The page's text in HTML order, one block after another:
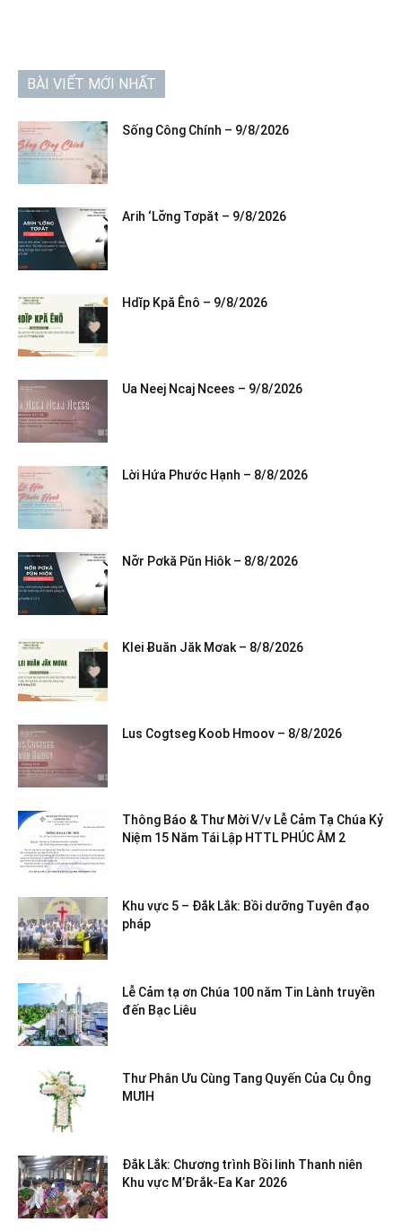
BÀI VIẾT MỚI NHẤT
Sống Công Chính – 9/8/2026
Arih ‘Lơ̆ng Tơpăt – 9/8/2026
Hdĭp Kpă Ênô – 9/8/2026
Ua Neej Ncaj Ncees – 9/8/2026
Lời Hứa Phước Hạnh – 8/8/2026
Nơ̆r Pơkă Pŭn Hiôk – 8/8/2026
Klei Ƀuăn Jăk Mơak – 8/8/2026
Lus Cogtseg Koob Hmoov – 8/8/2026
Thông Báo & Thư Mời V/v Lễ Cảm Tạ Chúa Kỷ
Niệm 15 Năm Tái Lập HTTL PHÚC ÂM 2
Khu vực 5 – Đắk Lắk: Bồi dưỡng Tuyên đạo
pháp
Lễ Cảm tạ ơn Chúa 100 năm Tin Lành truyền
đến Bạc Liêu
Thư Phân Ưu Cùng Tang Quyến Của Cụ Ông
MƯIH
Đắk Lắk: Chương trình Bồi linh Thanh niên
Khu vực M’Đrắk-Ea Kar 2026